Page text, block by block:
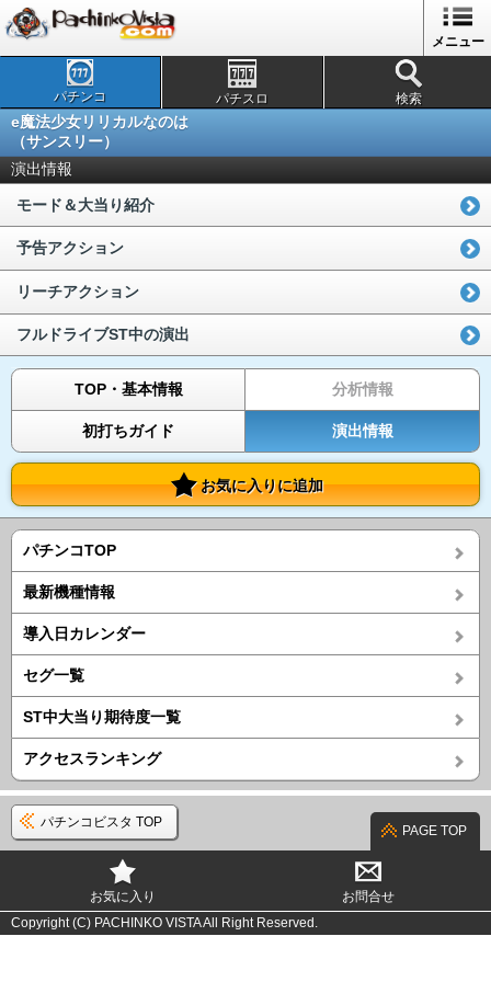
メニュー
パチンコ パチスロ 検索
e魔法少女リリカルなのは
（サンスリー）
演出情報
モード＆大当り紹介
予告アクション
リーチアクション
フルドライブST中の演出
TOP・基本情報 分析情報
初打ちガイド 演出情報
お気に入りに追加
パチンコTOP
最新機種情報
導入日カレンダー
セグ一覧
ST中大当り期待度一覧
アクセスランキング
パチンコビスタ TOP
PAGE TOP
お気に入り
お問合せ
Copyright (C) PACHINKO VISTA All Right Reserved.